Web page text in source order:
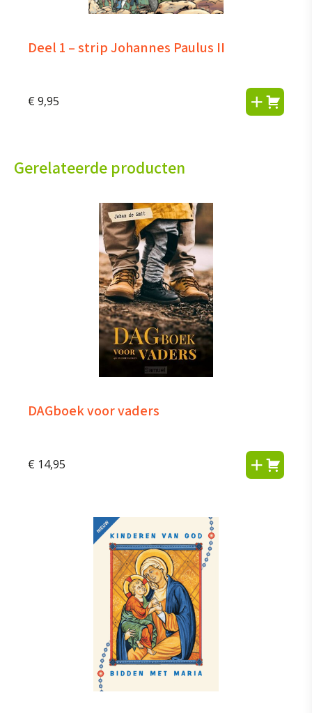
Deel 1 – strip Johannes Paulus II
€ 9,95
Gerelateerde producten
DAGboek voor vaders
€ 14,95